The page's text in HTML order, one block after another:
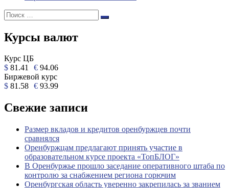
Поиск:
Поиск
Курсы валют
Курс ЦБ
$ 81.41 € 94.06
Биржевой курс
$ 81.58 € 93.99
Свежие записи
Размер вкладов и кредитов оренбуржцев почти
сравнялся
Оренбуржцам предлагают принять участие в
образовательном курсе проекта «ТопБЛОГ»
В Оренбуржье прошло заседание оперативного штаба по
контролю за снабжением региона горючим
Оренбургская область уверенно закрепилась за званием